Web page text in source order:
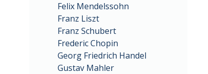
Felix Mendelssohn
Franz Liszt
Franz Schubert
Frederic Chopin
Georg Friedrich Handel
Gustav Mahler